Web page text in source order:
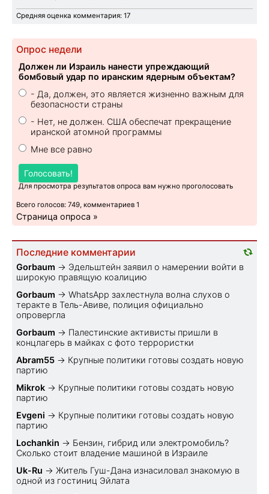
Средняя оценка комментария: 17
Опрос недели
Должен ли Израиль нанести упреждающий
бомбовый удар по иранским ядерным объектам?
- Да, должен, это является жизненно важным для
безопасности страны
- Нет, не должен. США обеспечат прекращение
иранской атомной программы
Мне все равно
Голосовать!
Для просмотра результатов опроса вам нужно проголосовать
Всего голосов: 749, комментариев 1
Страница опроса »
Последние комментарии
Gorbaum → Эдельштейн заявил о намерении войти в
широкую правящую коалицию
Gorbaum → WhatsApp захлестнула волна слухов о
теракте в Тель-Авиве, полиция официально
опровергла
Gorbaum → Палестинские активисты пришли в
концлагерь в майках с фото террористки
Abram55 → Крупные политики готовы создать новую
партию
Mikrok → Крупные политики готовы создать новую
партию
Evgeni → Крупные политики готовы создать новую
партию
Lochankin → Бензин, гибрид или электромобиль?
Cколько стоит владение машиной в Израиле
Uk-Ru → Житель Гуш-Дана изнасиловал знакомую в
одной из гостиниц Эйлата